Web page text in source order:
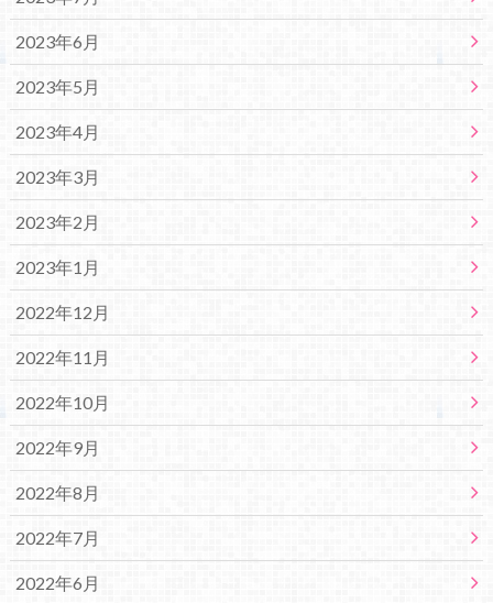
2023年6月
2023年5月
2023年4月
2023年3月
2023年2月
2023年1月
2022年12月
2022年11月
2022年10月
2022年9月
2022年8月
2022年7月
2022年6月